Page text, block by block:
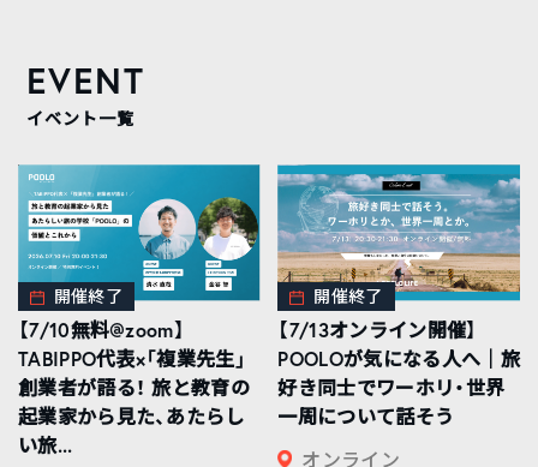
EVENT
イベント一覧
開催終了
【7/10無料@zoom】
TABIPPO代表×「複業先生」
創業者が語る！ 旅と教育の
起業家から見た、あたらし
い旅...
開催終了
【7/13オンライン開催】
POOLOが気になる人へ｜旅
好き同士でワーホリ・世界
一周について話そう
オンライン